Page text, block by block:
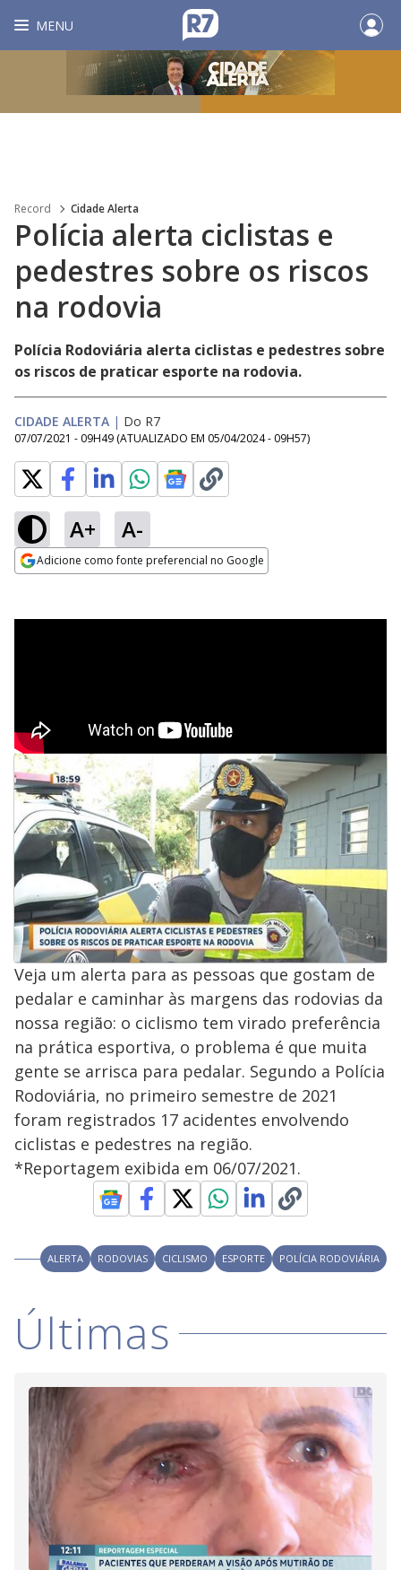
MENU
Record Cidade Alerta
Polícia alerta ciclistas e
pedestres sobre os riscos
na rodovia
Polícia Rodoviária alerta ciclistas e pedestres sobre
os riscos de praticar esporte na rodovia.
CIDADE ALERTA | Do R7
07/07/2021 - 09H49 (ATUALIZADO EM 05/04/2024 - 09H57)
A+ A-
Adicione como fonte preferencial no Google
Veja um alerta para as pessoas que gostam de
pedalar e caminhar às margens das rodovias da
nossa região: o ciclismo tem virado preferência
na prática esportiva, o problema é que muita
gente se arrisca para pedalar. Segundo a Polícia
Rodoviária, no primeiro semestre de 2021
foram registrados 17 acidentes envolvendo
ciclistas e pedestres na região.
*Reportagem exibida em 06/07/2021.
ALERTA RODOVIAS CICLISMO ESPORTE POLÍCIA RODOVIÁRIA
Últimas